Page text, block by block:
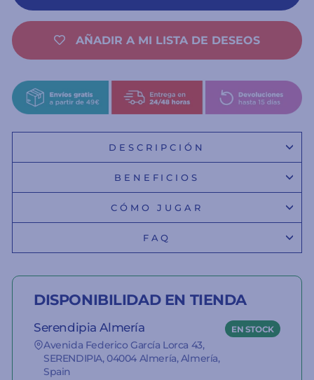
AÑADIR A MI LISTA DE DESEOS
DESCRIPCIÓN
BENEFICIOS
CÓMO JUGAR
FAQ
DISPONIBILIDAD EN TIENDA
Serendipia Almería
Avenida Federico García Lorca 43,
SERENDIPIA, 04004 Almería, Almería,
Spain
EN STOCK